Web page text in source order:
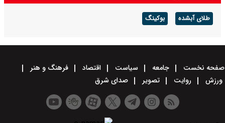
طلای آبشده بوکینگ
صفحه نخست جامعه سیاست اقتصاد
فرهنگ و هنر
ورزش
روایت تصویر صدای شرق